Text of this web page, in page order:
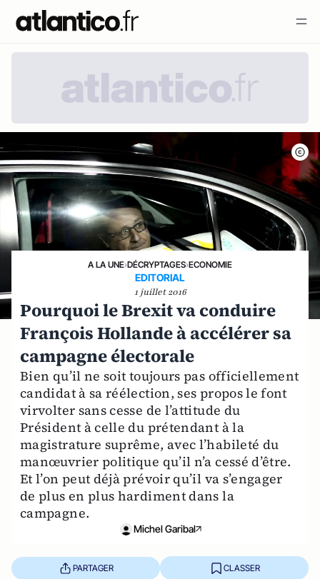
A LA UNE›DÉCRYPTAGES›ECONOMIE
EDITORIAL
1 juillet 2016
Pourquoi le Brexit va conduire
François Hollande à accélérer sa
campagne électorale
Bien qu’il ne soit toujours pas officiellement
candidat à sa réélection, ses propos le font
virvolter sans cesse de l’attitude du
Président à celle du prétendant à la
magistrature suprême, avec l’habileté du
manœuvrier politique qu’il n’a cessé d’être.
Et l’on peut déjà prévoir qu’il va s’engager
de plus en plus hardiment dans la
campagne.
Michel Garibal
PARTAGER CLASSER